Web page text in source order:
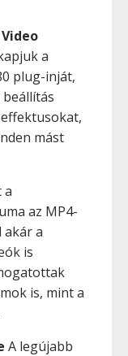
a
plug-inját,
mást
a
az MP4-
akár a
is
is, mint a
A legújabb